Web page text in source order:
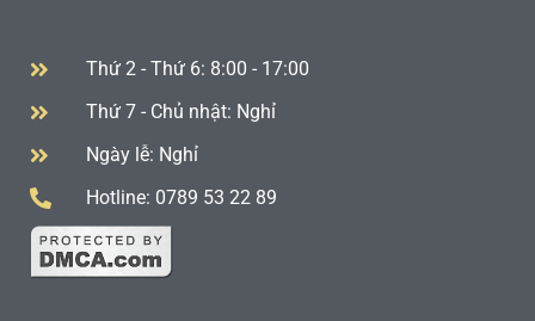
Thứ 2 - Thứ 6: 8:00 - 17:00
Thứ 7 - Chủ nhật: Nghỉ
Ngày lễ: Nghỉ
Hotline: 0789 53 22 89